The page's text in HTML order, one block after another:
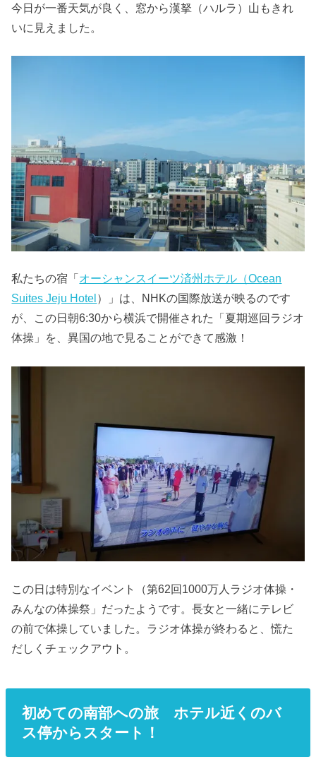
今日が一番天気が良く、窓から漢拏（ハルラ）山もきれ
いに見えました。
私たちの宿「 オーシャンスイーツ済州ホテル（Ocean
Suites Jeju Hotel ）」は、NHKの国際放送が映るのです
が、この日朝6:30から横浜で開催された「夏期巡回ラジオ
体操」を、異国の地で見ることができて感激！
この日は特別なイベント（第62回1000万人ラジオ体操・
みんなの体操祭」だったようです。長女と一緒にテレビ
の前で体操していました。ラジオ体操が終わると、慌た
だしくチェックアウト。
初めての南部への旅 ホテル近くのバ
ス停からスタート！